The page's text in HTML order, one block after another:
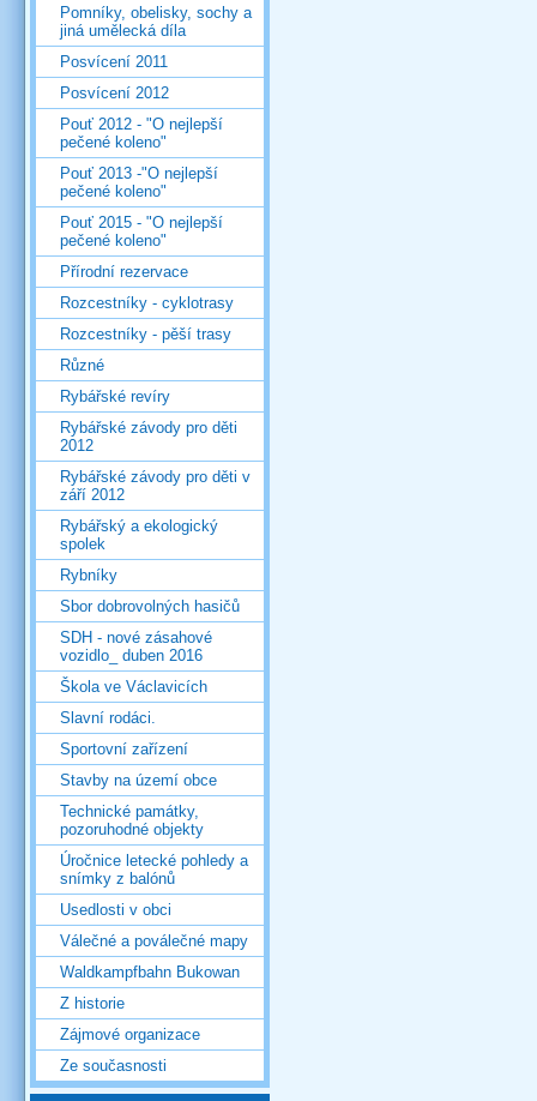
Pomníky, obelisky, sochy a
jiná umělecká díla
Posvícení 2011
Posvícení 2012
Pouť 2012 - "O nejlepší
pečené koleno"
Pouť 2013 -"O nejlepší
pečené koleno"
Pouť 2015 - "O nejlepší
pečené koleno"
Přírodní rezervace
Rozcestníky - cyklotrasy
Rozcestníky - pěší trasy
Různé
Rybářské revíry
Rybářské závody pro děti
2012
Rybářské závody pro děti v
září 2012
Rybářský a ekologický
spolek
Rybníky
Sbor dobrovolných hasičů
SDH - nové zásahové
vozidlo_ duben 2016
Škola ve Václavicích
Slavní rodáci.
Sportovní zařízení
Stavby na území obce
Technické památky,
pozoruhodné objekty
Úročnice letecké pohledy a
snímky z balónů
Usedlosti v obci
Válečné a poválečné mapy
Waldkampfbahn Bukowan
Z historie
Zájmové organizace
Ze současnosti